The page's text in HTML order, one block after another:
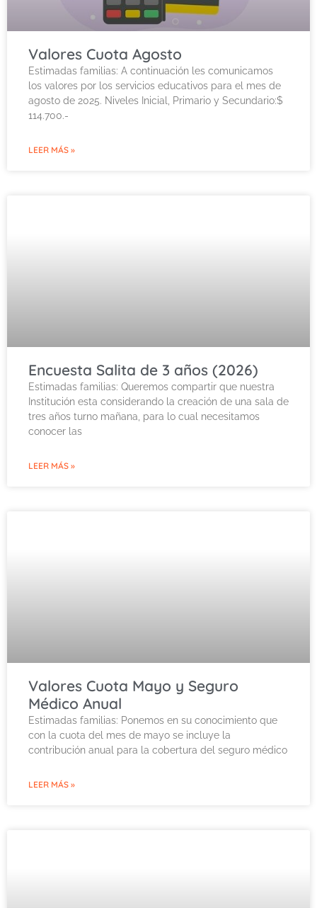
Valores Cuota Agosto
Estimadas familias: A continuación les comunicamos
los valores por los servicios educativos para el mes de
agosto de 2025. Niveles Inicial, Primario y Secundario:$
114.700.-
LEER MÁS »
Encuesta Salita de 3 años (2026)
Estimadas familias: Queremos compartir que nuestra
Institución esta considerando la creación de una sala de
tres años turno mañana, para lo cual necesitamos
conocer las
LEER MÁS »
Valores Cuota Mayo y Seguro
Médico Anual
Estimadas familias: Ponemos en su conocimiento que
con la cuota del mes de mayo se incluye la
contribución anual para la cobertura del seguro médico
LEER MÁS »